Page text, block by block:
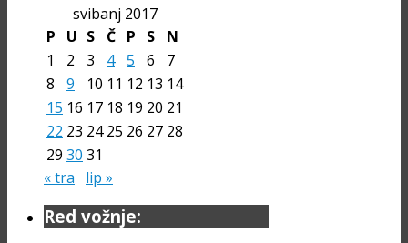
svibanj 2017
P
U S Č P S
N
1
2 3 4 5 6
7
8
9 10 11 12 13 14
15 16 17 18 19 20 21
22 23 24 25 26 27 28
29 30 31
« tra
lip »
Red vožnje: